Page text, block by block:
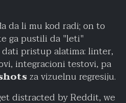
da li mu kod radi; on to
ga pustili da "leti"
pristup alatima: linter,
integracioni testovi, pa
za vizuelnu regresiju.
distracted by Reddit, we